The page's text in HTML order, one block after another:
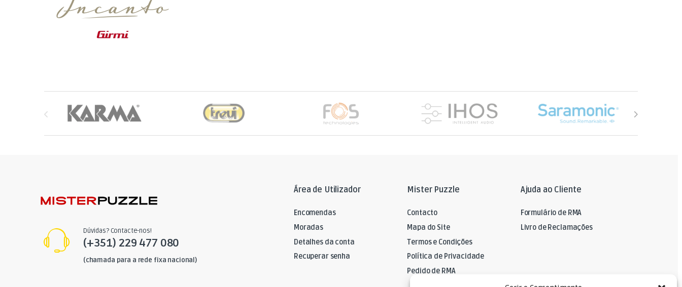
Brands Carousel
Dúvidas? Contacte-nos!
(+351) 229 477 080
(chamada para a rede fixa nacional)
Área de Utilizador
Encomendas
Moradas
Detalhes da conta
Recuperar senha
Mister Puzzle
Contacto
Mapa do Site
Termos e Condições
Política de Privacidade
Pedido de RMA
Ajuda ao Cliente
Formulário de RMA
Livro de Reclamações